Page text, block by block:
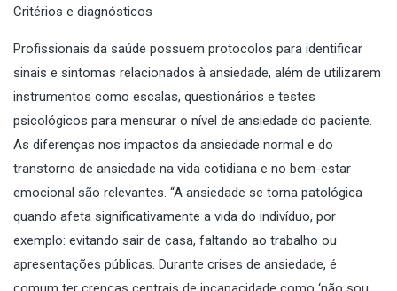
Critérios e diagnósticos
Profissionais da saúde possuem protocolos para identificar
sinais e sintomas relacionados à ansiedade, além de utilizarem
instrumentos como escalas, questionários e testes
psicológicos para mensurar o nível de ansiedade do paciente.
As diferenças nos impactos da ansiedade normal e do
transtorno de ansiedade na vida cotidiana e no bem-estar
emocional são relevantes. “A ansiedade se torna patológica
quando afeta significativamente a vida do indivíduo, por
exemplo: evitando sair de casa, faltando ao trabalho ou
apresentações públicas. Durante crises de ansiedade, é